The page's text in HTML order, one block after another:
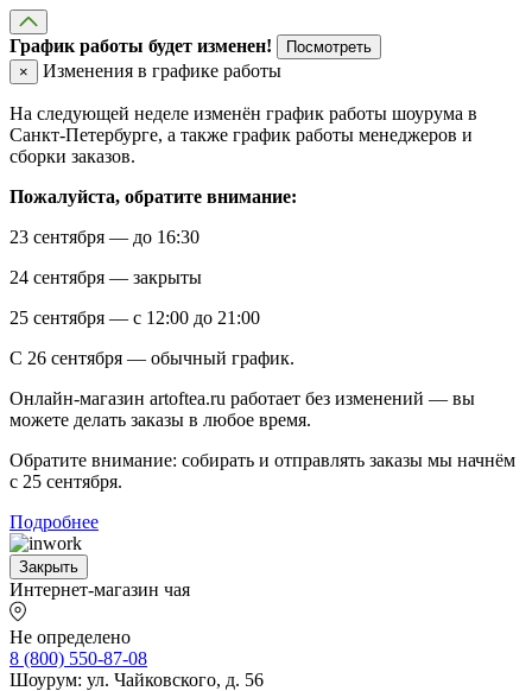
График работы будет изменен!
Посмотреть
×
Изменения в графике работы
На следующей неделе изменён график работы шоурума в
Санкт-Петербурге, а также график работы менеджеров и
сборки заказов.
Пожалуйста, обратите внимание:
23 сентября — до 16:30
24 сентября — закрыты
25 сентября — с 12:00 до 21:00
С 26 сентября — обычный график.
Онлайн-магазин artoftea.ru работает без изменений — вы
можете делать заказы в любое время.
Обратите внимание: собирать и отправлять заказы мы начнём
с 25 сентября.
Подробнее
Закрыть
Интернет-магазин чая
Не определено
8 (800) 550-87-08
Шоурум: ул. Чайковского, д. 56